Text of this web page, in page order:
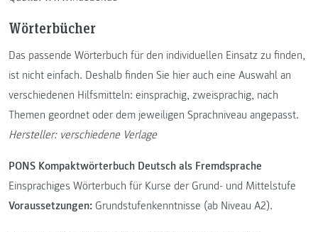
Wörterbücher
Das passende Wörterbuch für den individuellen Einsatz zu finden,
ist nicht einfach. Deshalb finden Sie hier auch eine Auswahl an
verschiedenen Hilfsmitteln: einsprachig, zweisprachig, nach
Themen geordnet oder dem jeweiligen Sprachniveau angepasst.
Hersteller: verschiedene Verlage
PONS Kompaktwörterbuch Deutsch als Fremdsprache
Einsprachiges Wörterbuch für Kurse der Grund- und Mittelstufe
Voraussetzungen: Grundstufenkenntnisse (ab Niveau A2).